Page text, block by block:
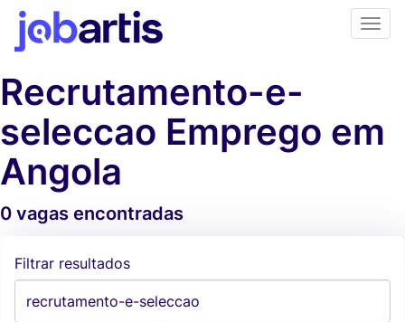
Recrutamento-e-
seleccao Emprego em
Angola
0 vagas encontradas
Filtrar resultados